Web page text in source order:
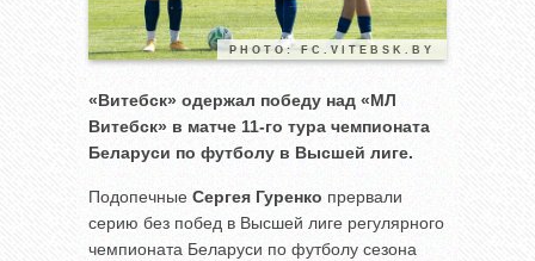
PHOTO: FC.VITEBSK.BY
«Витебск» одержал победу над «МЛ
Витебск» в матче 11-го тура чемпионата
Беларуси по футболу в Высшей лиге.
Подопечные Сергея Гуренко прервали
серию без побед в Высшей лиге регулярного
чемпионата Беларуси по футболу сезона